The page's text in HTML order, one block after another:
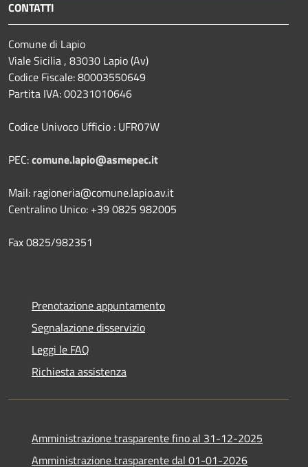
CONTATTI
Comune di Lapio
Viale Sicilia , 83030 Lapio (Av)
Codice Fiscale: 80003550649
Partita IVA: 00231010646
Codice Univoco Ufficio : UFR07W
PEC:comune.lapio@asmepec.it
Mail: ragioneria@comune.lapio.av.it
Centralino Unico: +39 0825 982005
Fax 0825/982351
Prenotazione appuntamento
Segnalazione disservizio
Leggi le FAQ
Richiesta assistenza
Amministrazione trasparente fino al 31-12-2025
Amministrazione trasparente dal 01-01-2026